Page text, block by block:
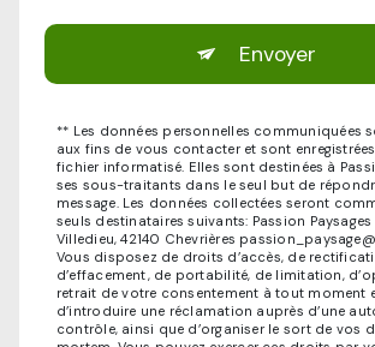
Envoyer
** Les données personnelles communiquées
aux fins de vous contacter et sont
fichier informatisé. Elles sont destinées à
ses sous-traitants dans le seul but de
message. Les données collectées seront
seuls destinataires suivants: Passion Paysages
Villedieu, 42140 Chevrières
Vous disposez de droits d’accès, de
d’effacement, de portabilité, de limitation,
retrait de votre consentement à tout moment
d’introduire une réclamation auprès d’une
contrôle, ainsi que d’organiser le sort de vos